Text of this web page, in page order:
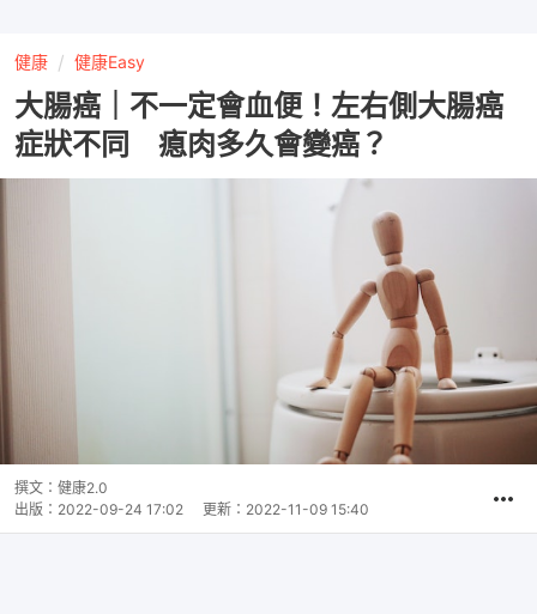
健康 健康Easy
大腸癌｜不一定會血便！左右側大腸癌
症狀不同 瘜肉多久會變癌？
撰文： 健康2.0
出版： 2022-09-24 17:02 更新： 2022-11-09 15:40